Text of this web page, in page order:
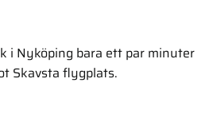
i Nyköping bara ett par minuter
Skavsta flygplats.